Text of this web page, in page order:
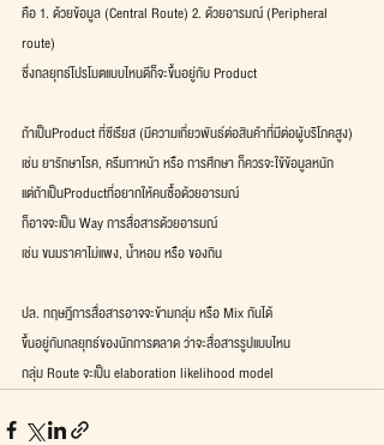
คือ 1. ด้วยข้อมูล (Central Route) 2. ด้วยอารมณ์ (Peripheral
route)
ซึ่งกลยุทธ์โปรโมตแบบไหนดีก็จะขึ้นอยู่กับ Product
ถ้าเป็นProduct ที่ซีเรียส (มีความเกี่ยวพันธ์ต่อสินค้าที่มีต่อผู้บริโภคสูง)
เช่น ยารักษาโรค, ครีมทาหน้า หรือ การศึกษา ก็ควรจะใข้ข้อมูลหนัก
แต่ถ้าเป็นProductที่อยากให้คนซื้อด้วยอารมณ์
ก็อาจจะเป็น Way การสื่อสารด้วยอารมณ์
เช่น ขนมราคาไม่แพง, น้ำหอม หรือ ของกิน
ปล. ทฤษฎีการสื่อสารอาจจะข้ามกลุ่ม หรือ Mix กันได้
ขึ้นอยู่กับกลยุทธ์ของนักการตลาด ว่าจะสื่อสารรูปแบบไหน
กลุ่ม Route จะเป็น elaboration likelihood model